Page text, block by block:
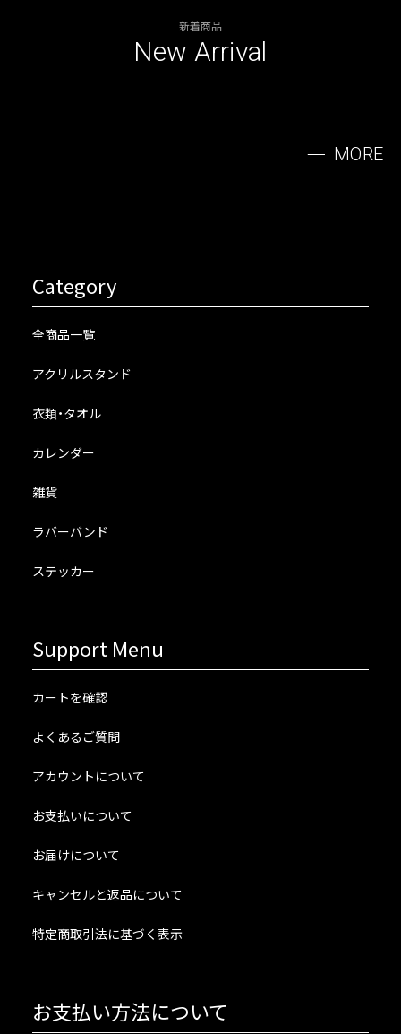
新着商品
New Arrival
MORE
Category
全商品一覧
アクリルスタンド
衣類・タオル
カレンダー
雑貨
ラバーバンド
ステッカー
Support Menu
カートを確認
よくあるご質問
アカウントについて
お支払いについて
お届けについて
キャンセルと返品について
特定商取引法に基づく表示
お支払い方法について